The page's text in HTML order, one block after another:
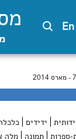
En
ידידים
ספרות תמונה מלה